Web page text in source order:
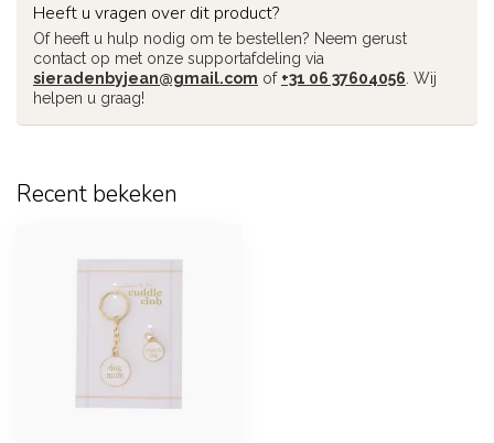
Heeft u vragen over dit product?
Of heeft u hulp nodig om te bestellen? Neem gerust
contact op met onze supportafdeling via
sieradenbyjean@gmail.com of +31 06 37604056 . Wij
helpen u graag!
Recent bekeken